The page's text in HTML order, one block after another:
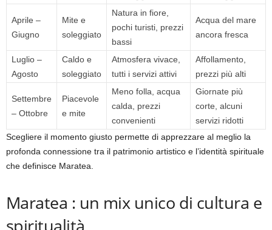
Aprile –
Giugno
Mite e
soleggiato
Natura in fiore,
pochi turisti, prezzi
bassi
Acqua del mare
ancora fresca
Luglio –
Agosto
Caldo e
soleggiato
Atmosfera vivace,
tutti i servizi attivi
Affollamento,
prezzi più alti
Settembre
– Ottobre
Piacevole
e mite
Meno folla, acqua
calda, prezzi
convenienti
Giornate più
corte, alcuni
servizi ridotti
Scegliere il momento giusto permette di apprezzare al meglio la
profonda connessione tra il patrimonio artistico e l’identità spirituale
che definisce Maratea.
Maratea : un mix unico di cultura e
spiritualità